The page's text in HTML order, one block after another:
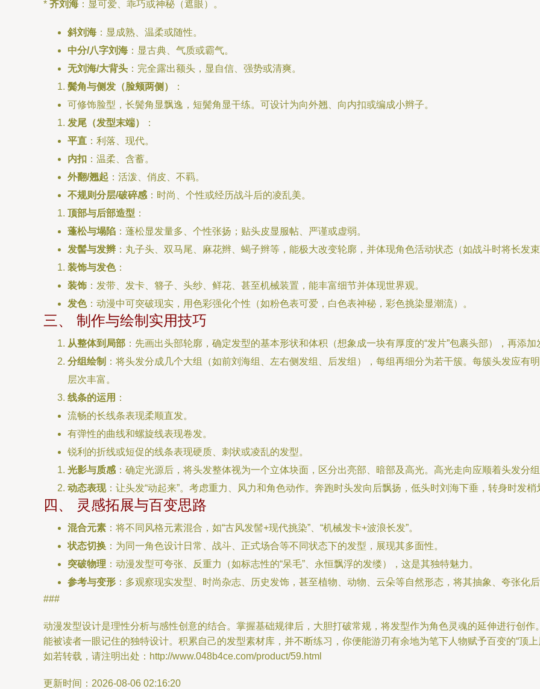
*齐刘海 ：显可爱、乖巧或神秘（遮眼）。
斜刘海 ：显成熟、温柔或随性。
中分/八字刘海 ：显古典、气质或霸气。
无刘海/大背头 ：完全露出额头，显自信、强势或清爽。
鬓角与侧发（脸颊两侧）
：
可修饰脸型，长鬓角显飘逸，短鬓角显干练。可设计为向外翘、向内扣或编成小辫子。
发尾（发型末端）
：
平直 ：利落、现代。
内扣 ：温柔、含蓄。
外翻/翘起 ：活泼、俏皮、不羁。
不规则分层/破碎感 ：时尚、个性或经历战斗后的凌乱美。
顶部与后部造型 ：
蓬松与塌陷 ：蓬松显发量多、个性张扬；贴头皮显服帖、严谨或虚弱。
发髻与发辫 ：丸子头、双马尾、麻花辫、蝎子辫等，能极大改变轮廓，并体现角色活动状态（如战斗时将长发
装饰与发色：
装饰 ：发带、发卡、簪子、头纱、鲜花、甚至机械装置，能丰富细节并体现世界观。
发色：动漫中可突破现实，用色彩强化个性（如粉色表可爱，白色表神秘，彩色挑染显潮流）。
三、 制作与绘制实用技巧
从整体到局部 ：先画出头部轮廓，确定发型的基本形状和体积（想象成一块有厚度的“发片”包裹头部），再添
分组绘制 ：将头发分成几个大组（如前刘海组、左右侧发组、后发组），每组再细分为若干簇。每簇头发应有
层次丰富。
线条的运用 ：
流畅的长线条表现柔顺直发。
有弹性的曲线和螺旋线表现卷发。
锐利的折线或短促的线条表现硬质、刺状或凌乱的发型。
光影与质感 ：确定光源后，将头发整体视为一个立体块面，区分出亮部、暗部及高光。高光走向应顺着头发分
动态表现：让头发“动起来”。考虑重力、风力和角色动作。奔跑时头发向后飘扬，低头时刘海下垂，转身时发
四、 灵感拓展与百变思路
混合元素 ：将不同风格元素混合，如“古风发髻+现代挑染”、“机械发卡+波浪长发”。
状态切换 ：为同一角色设计日常、战斗、正式场合等不同状态下的发型，展现其多面性。
突破物理 ：动漫发型可夸张、反重力（如标志性的“呆毛”、永恒飘浮的发缕），这是其独特魅力。
参考与变形 ：多观察现实发型、时尚杂志、历史发饰，甚至植物、动物、云朵等自然形态，将其抽象、夸张化
###
动漫发型设计是理性分析与感性创意的结合。掌握基础规律后，大胆打破常规，将发型作为角色灵魂的延伸进行创
能被读者一眼记住的独特设计。积累自己的发型素材库，并不断练习，你便能游刃有余地为笔下人物赋予百变的“顶上
如若转载，请注明出处：http://www.048b4ce.com/product/59.html
更新时间：2026-08-06 02:16:20